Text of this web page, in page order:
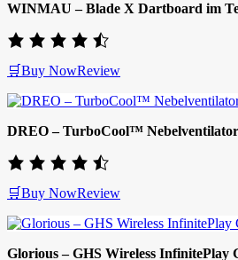
WINMAU – Blade X Dartboard im
🛒Buy NowReview
DREO – TurboCool™ Nebelventilator
🛒Buy NowReview
Glorious – GHS Wireless InfinitePlay